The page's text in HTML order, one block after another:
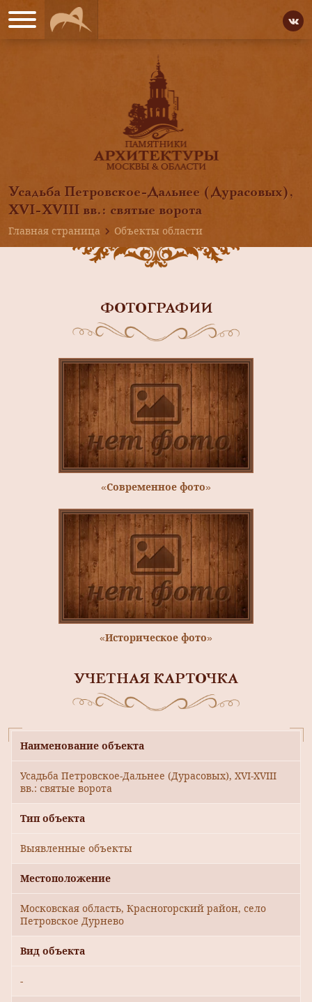
Усадьба Петровское-Дальнее (Дурасовых),
ХVI-XVIII вв.: святые ворота
Главная страница
Объекты области
ФОТОГРАФИИ
«Современное фото»
«Историческое фото»
УЧЕТНАЯ КАРТОЧКА
Наименование объекта
Усадьба Петровское-Дальнее (Дурасовых), ХVI-XVIII
вв.: святые ворота
Тип объекта
Выявленные объекты
Местоположение
Московская область, Красногорский район, село
Петровское Дурнево
Вид объекта
-